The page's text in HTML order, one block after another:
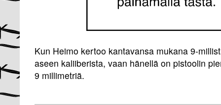
Kun Heimo kertoo kantavansa mukana 9-
aseen kaliiberista, vaan hänellä on pistoolin
9 millimetriä.